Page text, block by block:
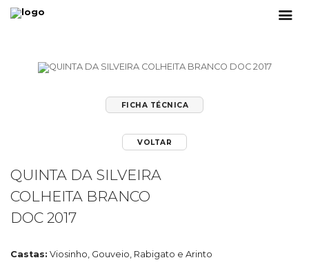
FICHA TÉCNICA
VOLTAR
QUINTA DA SILVEIRA
COLHEITA BRANCO
DOC 2017
Castas: Viosinho, Gouveio, Rabigato e Arinto